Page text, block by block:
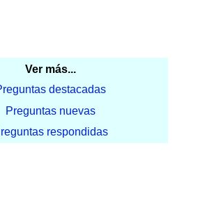
Ver más...
destacadas
Preguntas nuevas
respondidas